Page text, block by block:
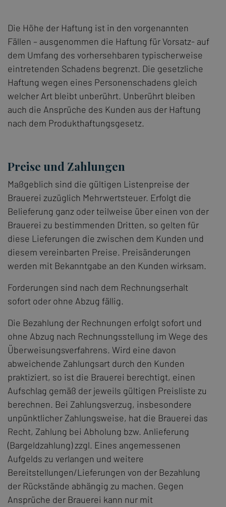
Die Höhe der Haftung ist in den vorgenannten
Fällen – ausgenommen die Haftung für Vorsatz- auf
dem Umfang des vorhersehbaren typischerweise
eintretenden Schadens begrenzt. Die gesetzliche
Haftung wegen eines Personenschadens gleich
welcher Art bleibt unberührt. Unberührt bleiben
auch die Ansprüche des Kunden aus der Haftung
nach dem Produkthaftungsgesetz.
Preise und Zahlungen
Maßgeblich sind die gültigen Listenpreise der
Brauerei zuzüglich Mehrwertsteuer. Erfolgt die
Belieferung ganz oder teilweise über einen von der
Brauerei zu bestimmenden Dritten, so gelten für
diese Lieferungen die zwischen dem Kunden und
diesem vereinbarten Preise. Preisänderungen
werden mit Bekanntgabe an den Kunden wirksam.
Forderungen sind nach dem Rechnungserhalt
sofort oder ohne Abzug fällig.
Die Bezahlung der Rechnungen erfolgt sofort und
ohne Abzug nach Rechnungsstellung im Wege des
Überweisungsverfahrens. Wird eine davon
abweichende Zahlungsart durch den Kunden
praktiziert, so ist die Brauerei berechtigt, einen
Aufschlag gemäß der jeweils gültigen Preisliste zu
berechnen. Bei Zahlungsverzug, insbesondere
unpünktlicher Zahlungsweise, hat die Brauerei das
Recht, Zahlung bei Abholung bzw. Anlieferung
(Bargeldzahlung) zzgl. Eines angemessenen
Aufgelds zu verlangen und weitere
Bereitstellungen/Lieferungen von der Bezahlung
der Rückstände abhängig zu machen. Gegen
Ansprüche der Brauerei kann nur mit